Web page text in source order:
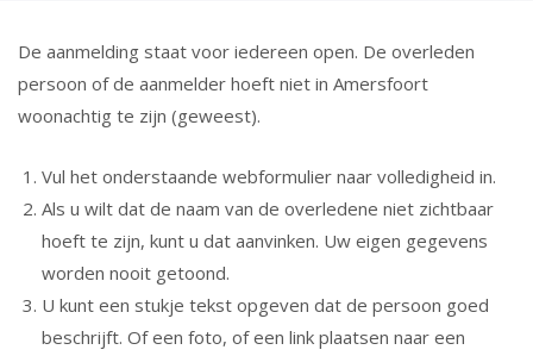
De aanmelding staat voor iedereen open. De overleden
persoon of de aanmelder hoeft niet in Amersfoort
woonachtig te zijn (geweest).
Vul het onderstaande webformulier naar volledigheid in.
Als u wilt dat de naam van de overledene niet zichtbaar
hoeft te zijn, kunt u dat aanvinken. Uw eigen gegevens
worden nooit getoond.
U kunt een stukje tekst opgeven dat de persoon goed
beschrijft. Of een foto, of een link plaatsen naar een